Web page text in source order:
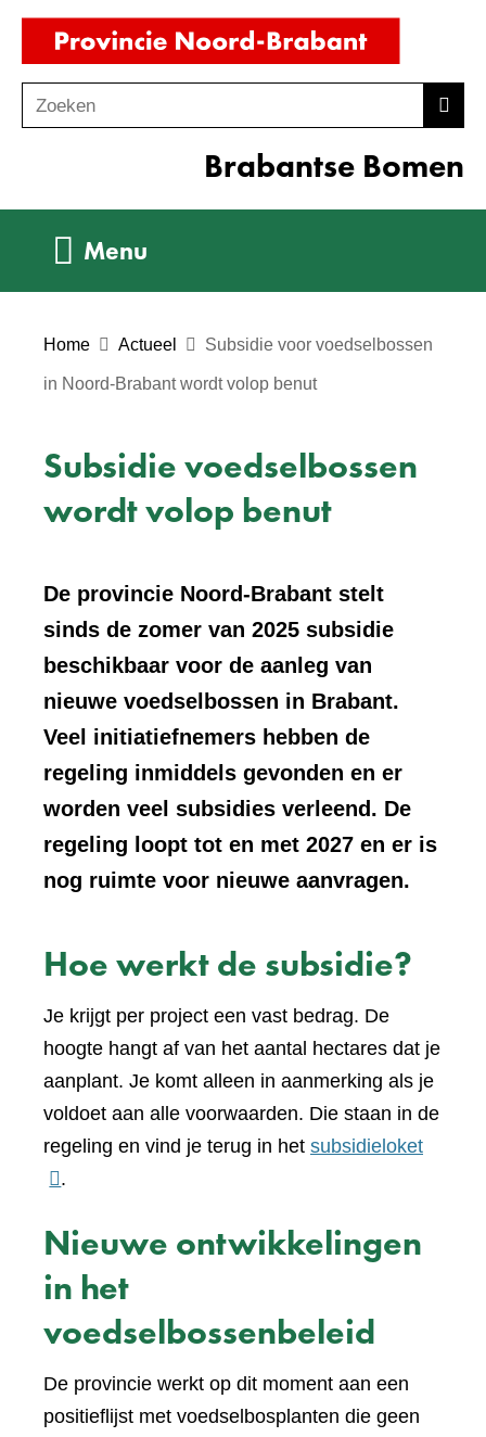
Ga
de
inhoud
o
Zoeken
Brabantse Bomen
Menu
Home Actueel Subsidie voor voedselbossen
in Noord-Brabant wordt volop benut
Subsidie voedselbossen
wordt volop benut
De provincie Noord-Brabant stelt
sinds de zomer van 2025 subsidie
beschikbaar voor de aanleg van
nieuwe voedselbossen in Brabant.
Veel initiatiefnemers hebben de
regeling inmiddels gevonden en er
worden veel subsidies verleend. De
regeling loopt tot en met 2027 en er is
nog ruimte voor nieuwe aanvragen.
Hoe werkt de subsidie?
Je krijgt per project een vast bedrag. De
hoogte hangt af van het aantal hectares dat je
aanplant. Je komt alleen in aanmerking als je
voldoet aan alle voorwaarden. Die staan in de
regeling en vind je terug in het subsidieloket
.
Nieuwe ontwikkelingen
in het
voedselbossenbeleid
De provincie werkt op dit moment aan een
positieflijst met voedselbosplanten die geen